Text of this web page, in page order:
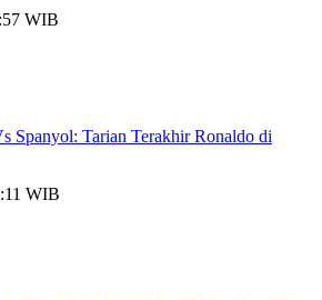
WIB
Spanyol: Tarian Terakhir Ronaldo di
WIB